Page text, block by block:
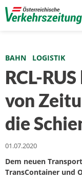
BAHN LOGISTIK
RCL-
von
die
01.07.2020
Dem neuen
TransContainer und